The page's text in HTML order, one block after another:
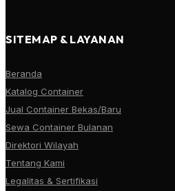
SITEMAP & LAYANAN
Beranda
Katalog Container
Jual Container Bekas/Baru
Sewa Container Bulanan
Direktori Wilayah
Tentang Kami
Legalitas & Sertifikasi